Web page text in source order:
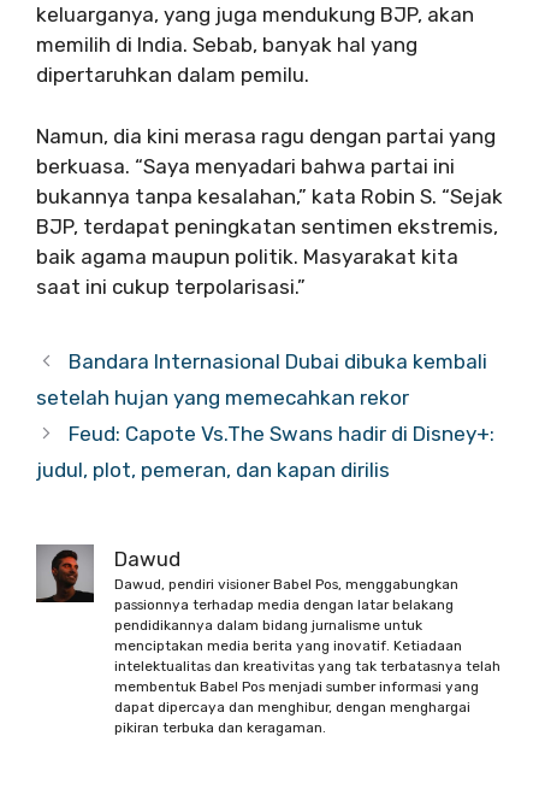
keluarganya, yang juga mendukung BJP, akan
memilih di India. Sebab, banyak hal yang
dipertaruhkan dalam pemilu.
Namun, dia kini merasa ragu dengan partai yang
berkuasa. “Saya menyadari bahwa partai ini
bukannya tanpa kesalahan,” kata Robin S. “Sejak
BJP, terdapat peningkatan sentimen ekstremis,
baik agama maupun politik. Masyarakat kita
saat ini cukup terpolarisasi.”
Bandara Internasional Dubai dibuka kembali
setelah hujan yang memecahkan rekor
Feud: Capote Vs.The Swans hadir di Disney+:
judul, plot, pemeran, dan kapan dirilis
Dawud
Dawud, pendiri visioner Babel Pos, menggabungkan
passionnya terhadap media dengan latar belakang
pendidikannya dalam bidang jurnalisme untuk
menciptakan media berita yang inovatif. Ketiadaan
intelektualitas dan kreativitas yang tak terbatasnya telah
membentuk Babel Pos menjadi sumber informasi yang
dapat dipercaya dan menghibur, dengan menghargai
pikiran terbuka dan keragaman.